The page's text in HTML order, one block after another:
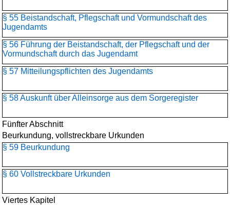
§ 55 Beistandschaft, Pflegschaft und Vormundschaft des
Jugendamts
§ 56 Führung der Beistandschaft, der Pflegschaft und der
Vormundschaft durch das Jugendamt
§ 57 Mitteilungspflichten des Jugendamts
§ 58 Auskunft über Alleinsorge aus dem Sorgeregister
Fünfter Abschnitt
Beurkundung, vollstreckbare Urkunden
§ 59 Beurkundung
§ 60 Vollstreckbare Urkunden
Viertes Kapitel